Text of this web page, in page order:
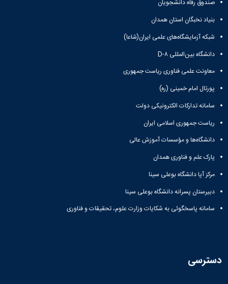
صندوق رفاه دانشجویان
بنیاد نخبگان استان همدان
شبکه آزمایشگاه‌های علمی ایران(شاعا)
دانشگاه بین‌المللی D-۸
معاونت علمی فناوری ریاست جمهوری
پورتال امام خمینی (ره)
سامانه تدارکات الکترونیکی دولت
ریاست جمهوری اسلامی ایران
دانشگاه‌ها و مؤسسات آموزش عالی
پارک علم و فناوری همدان
مرکز آپا دانشگاه بوعلی سینا
دبیرستان پسرانه دانشگاه بوعلی سینا
سامانه پاسخگوئی به شکایات وزارت علوم، تحقیقات و فناوری
دسترسی